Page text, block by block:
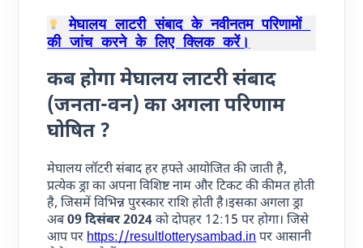
मेघालय लाटरी संबाद के नवीनतम परिणामों
की जांच करने के लिए क्लिक करें।
कब होगा मेघालय लाटरी संबाद
(जनता-वन) का अगला परिणाम
घोषित ?
मेघालय लॉटरी संबाद हर हफ्ते आयोजित की जाती है,
प्रत्येक ड्रा का अपना विशिष्ट नाम और टिकट की कीमत होती
है, जिसमें विभिन्न पुरस्कार राशि होती है।इसका अगला ड्रा
अब09 दिसंबर 2024को दोपहर 12:15 पर होगा। जिसे
आप परhttps://resultlotterysambad.inपर आसानी